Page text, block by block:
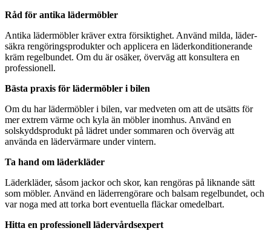
Råd för antika lädermöbler
Antika lädermöbler kräver extra försiktighet. Använd milda, läder-
säkra rengöringsprodukter och applicera en läderkonditionerande
kräm regelbundet. Om du är osäker, överväg att konsultera en
professionell.
Bästa praxis för lädermöbler i bilen
Om du har lädermöbler i bilen, var medveten om att de utsätts för
mer extrem värme och kyla än möbler inomhus. Använd en
solskyddsprodukt på lädret under sommaren och överväg att
använda en lädervärmare under vintern.
Ta hand om läderkläder
Läderkläder, såsom jackor och skor, kan rengöras på liknande sätt
som möbler. Använd en läderrengörare och balsam regelbundet, och
var noga med att torka bort eventuella fläckar omedelbart.
Hitta en professionell lädervårdsexpert